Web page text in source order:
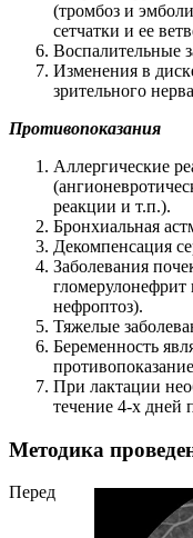
(тромбоз и
сетчатки и ее
Воспалительные
Изменения в
зрительного
Противопоказания
Аллергические
реакции и т.п.).
Бронхиальная
Декомпенсация
Заболевания
гломерулонефрит
нефроптоз).
Тяжелые
Беременность
При лактации
течение 4-х дней
Методика
Перед